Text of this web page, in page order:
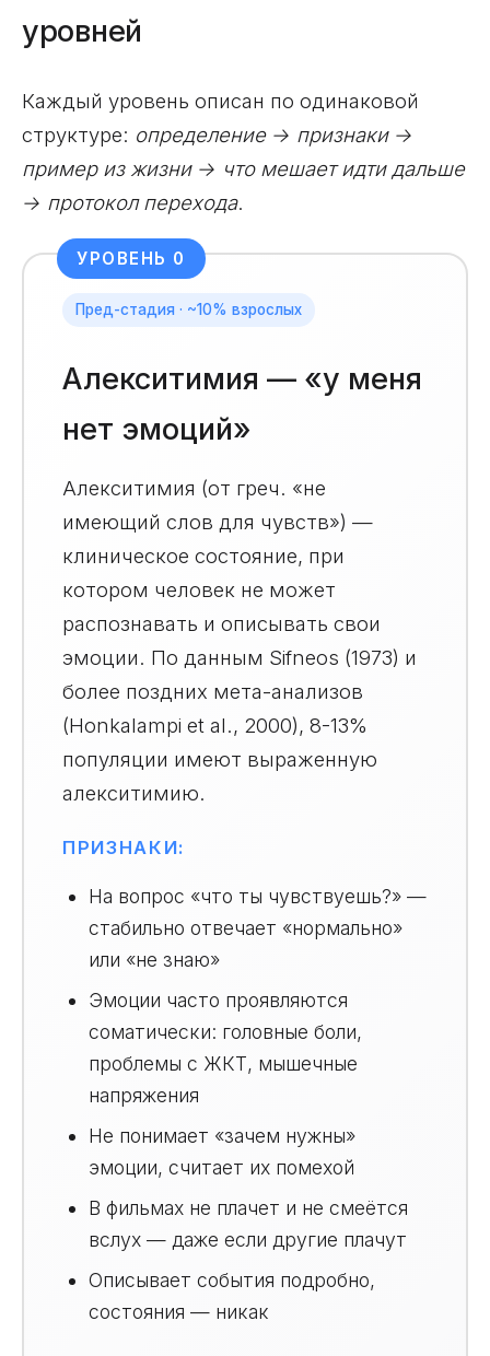
уровней
Каждый уровень описан по одинаковой
структуре: определение → признаки →
пример из жизни → что мешает идти дальше
→ протокол перехода.
УРОВЕНЬ 0
Пред-стадия · ~10% взрослых
Алекситимия — «у меня
нет эмоций»
Алекситимия (от греч. «не
имеющий слов для чувств») —
клиническое состояние, при
котором человек не может
распознавать и описывать свои
эмоции. По данным Sifneos (1973) и
более поздних мета-анализов
(Honkalampi et al., 2000), 8-13%
популяции имеют выраженную
алекситимию.
ПРИЗНАКИ:
На вопрос «что ты чувствуешь?» —
стабильно отвечает «нормально»
или «не знаю»
Эмоции часто проявляются
соматически: головные боли,
проблемы с ЖКТ, мышечные
напряжения
Не понимает «зачем нужны»
эмоции, считает их помехой
В фильмах не плачет и не смеётся
вслух — даже если другие плачут
Описывает события подробно,
состояния — никак